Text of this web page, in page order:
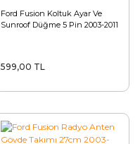
Ford Fusion Koltuk Ayar Ve
Sunroof Düğme 5 Pin 2003-2011
599,00 TL